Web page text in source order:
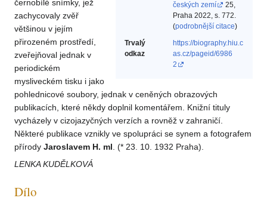
českých zemí
25,
Praha 2022, s. 772.
(podrobnější citace)
Trvalý
odkaz
https://biography.hiu.c
as.cz/pageid/6986
2
černobílé snímky, jež
zachycovaly zvěř
většinou v jejím
přirozeném prostředí,
zveřejňoval jednak v
periodickém
mysliveckém tisku i jako
pohlednicové soubory, jednak v ceněných obrazových
publikacích, které někdy doplnil komentářem. Knižní tituly
vycházely v cizojazyčných verzích a rovněž v zahraničí.
Některé publikace vznikly ve spolupráci se synem a fotografem
přírody Jaroslavem H. ml . (* 23. 10. 1932 Praha).
LENKA KUDĚLKOVÁ
Dílo